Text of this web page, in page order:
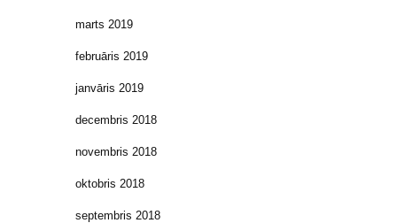
marts 2019
februāris 2019
janvāris 2019
decembris 2018
novembris 2018
oktobris 2018
septembris 2018